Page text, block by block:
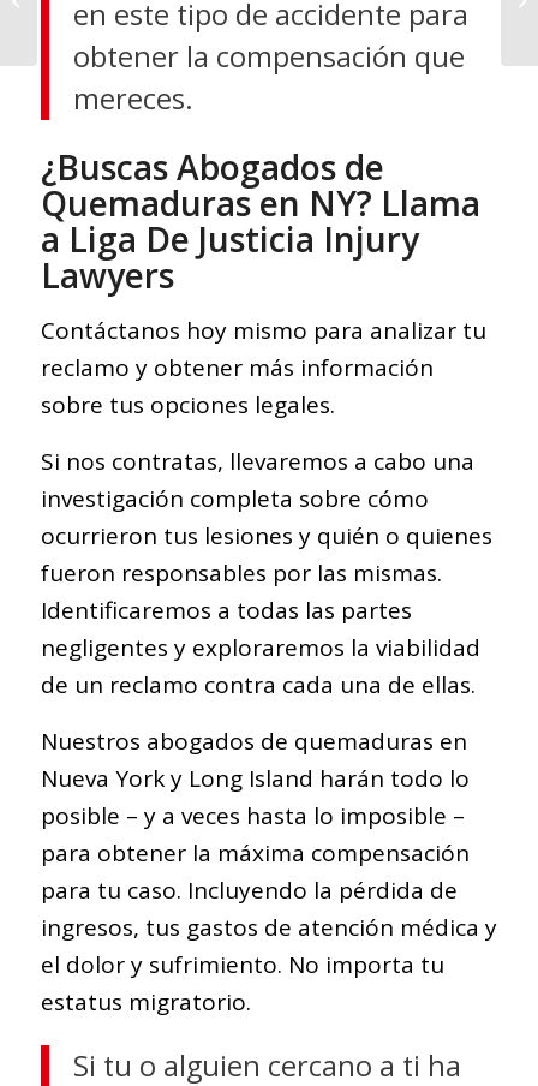
en este tipo de accidente para
obtener la compensación que
mereces.
¿Buscas Abogados de
Quemaduras en NY? Llama
a Liga De Justicia Injury
Lawyers
Contáctanos hoy mismo para analizar tu
reclamo y obtener más información
sobre tus opciones legales.
Si nos contratas, llevaremos a cabo una
investigación completa sobre cómo
ocurrieron tus lesiones y quién o quienes
fueron responsables por las mismas.
Identificaremos a todas las partes
negligentes y exploraremos la viabilidad
de un reclamo contra cada una de ellas.
Nuestros abogados de quemaduras en
Nueva York y Long Island harán todo lo
posible – y a veces hasta lo imposible –
para obtener la máxima compensación
para tu caso. Incluyendo la pérdida de
ingresos, tus gastos de atención médica y
el dolor y sufrimiento. No importa tu
estatus migratorio.
Si tu o alguien cercano a ti ha
de Accidentes en New